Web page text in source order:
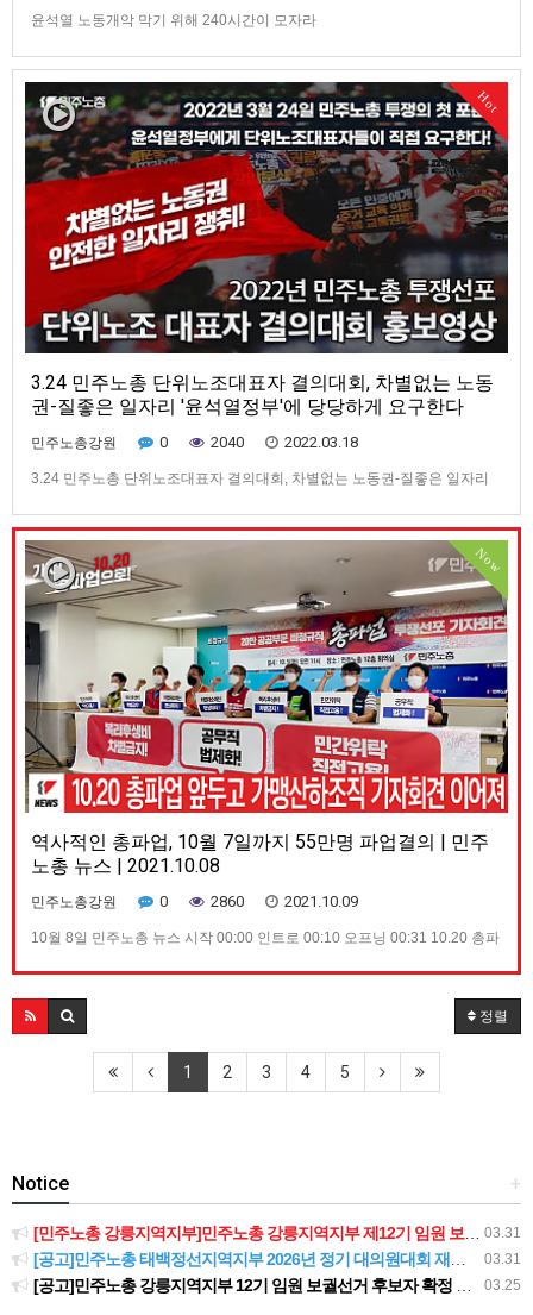
윤석열 노동개악 막기 위해 240시간이 모자라
Hot
3.24 민주노총 단위노조대표자 결의대회, 차별없는 노동
권-질좋은 일자리 '윤석열정부'에 당당하게 요구한다
민주노총강원 0 2040 2022.03.18
3.24 민주노총 단위노조대표자 결의대회, 차별없는 노동권-질좋은 일자리
Now
역사적인 총파업, 10월 7일까지 55만명 파업결의 | 민주
노총 뉴스 | 2021.10.08
민주노총강원 0 2860 2021.10.09
10월 8일 민주노총 뉴스 시작 00:00 인트로 00:10 오프닝 00:31 10.20 총파
회 열려 07:21 클로징 : “스타벅스파트너는 일회용소모품이 아닙니다”
정렬
1 2 3 4 5
+
Notice
03.31
[민주노총 강릉지역지부]민주노총 강릉지역지부 제12기 임원 보궐선거결과 공고
03.31
[공고]민주노총 태백정선지역지부 2026년 정기 대의원대회 재소집 건
03.25
[공고]민주노총 강릉지역지부 12기 임원 보궐선거 후보자 확정 공고